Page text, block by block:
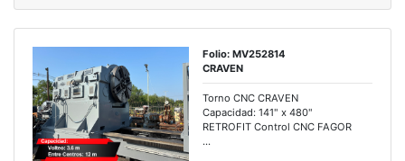
Folio: MV252814
CRAVEN
Torno CNC CRAVEN
Capacidad: 141" x 480"
RETROFIT Control CNC FAGOR
...